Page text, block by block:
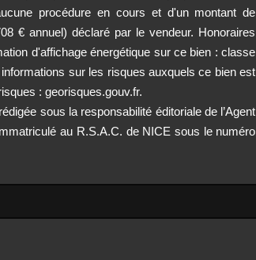
procédure en cours et d'un montant de
€ annuel) déclaré par le vendeur. Honoraires
d'affichage énergétique sur ce bien : classe
sur les risques auxquels ce bien est
: georisques.gouv.fr.
sous la responsabilité éditoriale de l’Agent
au R.S.A.C. de NICE sous le numéro